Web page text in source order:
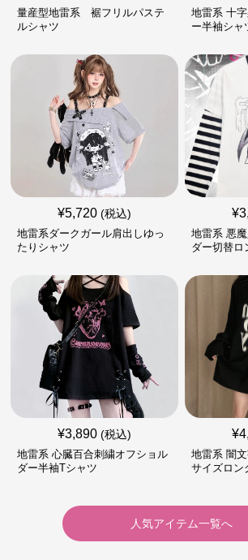
量産型地雷系 裾フリルパステ
ルシャツ
地雷系 十
ー半袖シャ
¥5,720 (税込)
地雷系ダークガール肩出しゆっ
たりシャツ
¥
地雷系 悪
ダー切替ロ
¥3,890 (税込)
地雷系 心臓百合刺繍オフショル
ダー半袖Tシャツ
¥
地雷系 闇
サイズロン
人気アイテム一覧へ